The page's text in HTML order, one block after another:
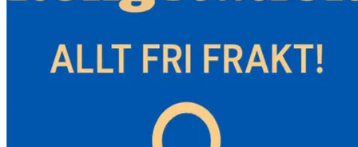
Värmarens drifttemperatur: -40°C~+20°C
Produktmått: 38 x 13,5 x 14 cm